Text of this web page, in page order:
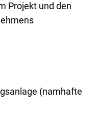
Projekt und den
(namhafte